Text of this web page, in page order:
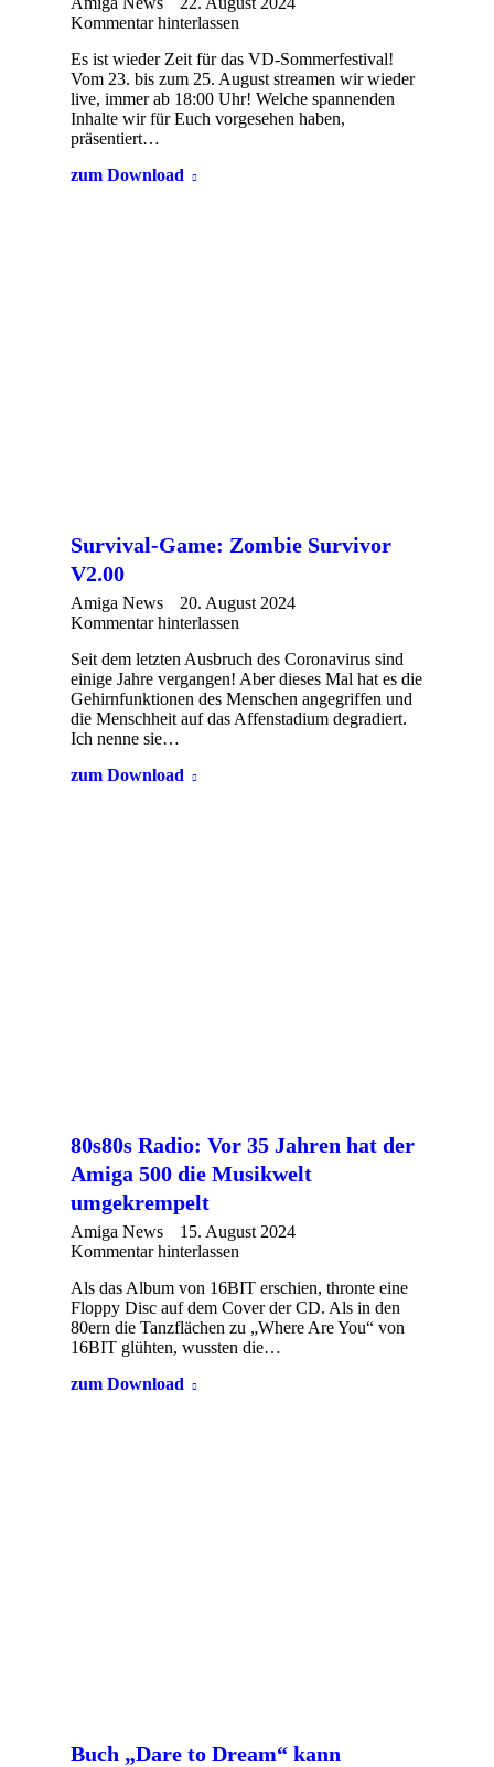
Kommentar hinterlassen
Es ist wieder Zeit für das VD-Sommerfestival!
Vom 23. bis zum 25. August streamen wir wieder
live, immer ab 18:00 Uhr! Welche spannenden
Inhalte wir für Euch vorgesehen haben,
präsentiert…
zum Download
Survival-Game: Zombie Survivor
V2.00
Amiga News
20. August 2024
Kommentar hinterlassen
Seit dem letzten Ausbruch des Coronavirus sind
einige Jahre vergangen! Aber dieses Mal hat es die
Gehirnfunktionen des Menschen angegriffen und
die Menschheit auf das Affenstadium degradiert.
Ich nenne sie…
zum Download
80s80s Radio: Vor 35 Jahren hat der
Amiga 500 die Musikwelt
umgekrempelt
Amiga News
15. August 2024
Kommentar hinterlassen
Als das Album von 16BIT erschien, thronte eine
Floppy Disc auf dem Cover der CD. Als in den
80ern die Tanzflächen zu „Where Are You“ von
16BIT glühten, wussten die…
zum Download
Buch „Dare to Dream“ kann